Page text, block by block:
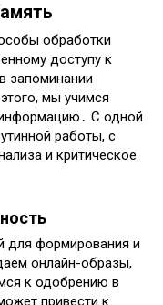
обработки
доступу к
запоминании
мы учимся
С одной
работы, с
и критическое
для формирования и
онлайн-образы,
к одобрению в
привести к